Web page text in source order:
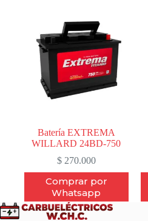
Batería EXTREMA
WILLARD 24BD-750
$270.000
Comprar por
Whatsapp